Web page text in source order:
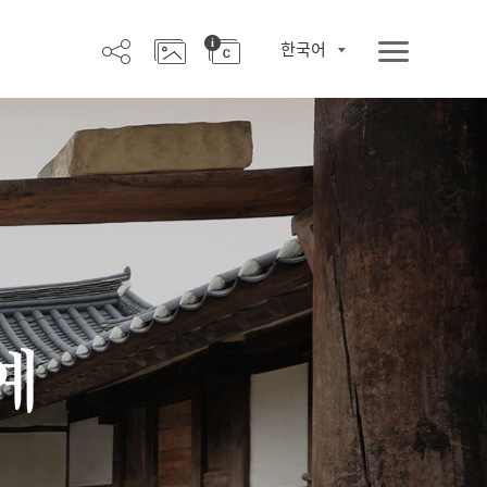
한국어